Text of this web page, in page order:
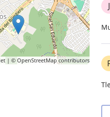
| ©OpenStreetMapcontributors
J